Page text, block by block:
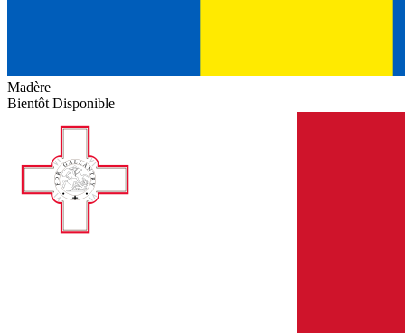
Madère
Bientôt Disponible